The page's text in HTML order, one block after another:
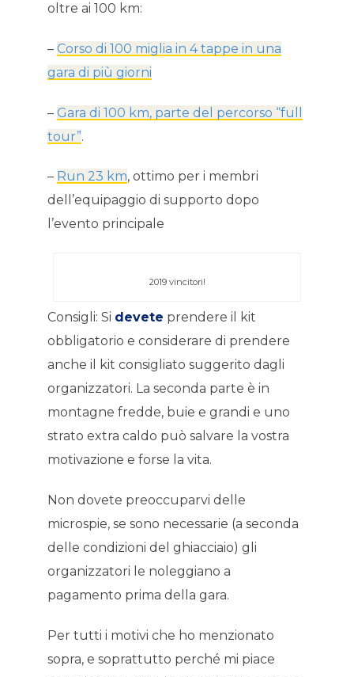
oltre ai 100 km:
– Corso di 100 miglia in 4 tappe in una
gara di più giorni
– Gara di 100 km, parte del percorso “full
tour”.
– Run 23 km, ottimo per i membri
dell’equipaggio di supporto dopo
l’evento principale
2019 vincitori!
Consigli: Si devete prendere il kit
obbligatorio e considerare di prendere
anche il kit consigliato suggerito dagli
organizzatori. La seconda parte è in
montagne fredde, buie e grandi e uno
strato extra caldo può salvare la vostra
motivazione e forse la vita.
Non dovete preoccuparvi delle
microspie, se sono necessarie (a seconda
delle condizioni del ghiacciaio) gli
organizzatori le noleggiano a
pagamento prima della gara.
Per tutti i motivi che ho menzionato
sopra, e soprattutto perché mi piace